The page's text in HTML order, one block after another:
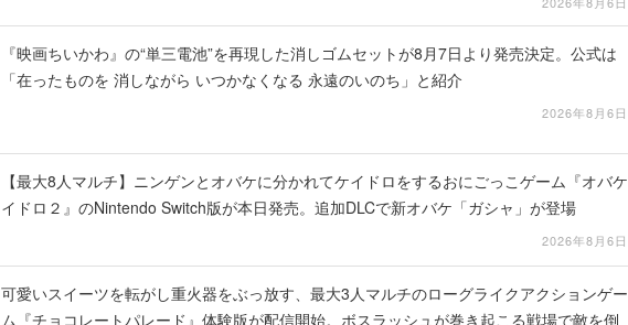
『映画ちいかわ』の“単三電池”を再現した消しゴムセットが8月7日より発売決定。公式は
「在ったものを 消しながら いつかなくなる 永遠のいのち」と紹介
2026年8月6日
【最大8人マルチ】ニンゲンとオバケに分かれてケイドロをするおにごっこゲーム『オバケ
イドロ２』のNintendo Switch版が本日発売。追加DLCで新オバケ「ガシャ」が登場
2026年8月6日
可愛いスイーツを転がし重火器をぶっ放す、最大3人マルチのローグライクアクションゲー
ム『チョコレートパレード』体験版が配信開始。ボスラッシュが巻き起こる戦場で敵を倒